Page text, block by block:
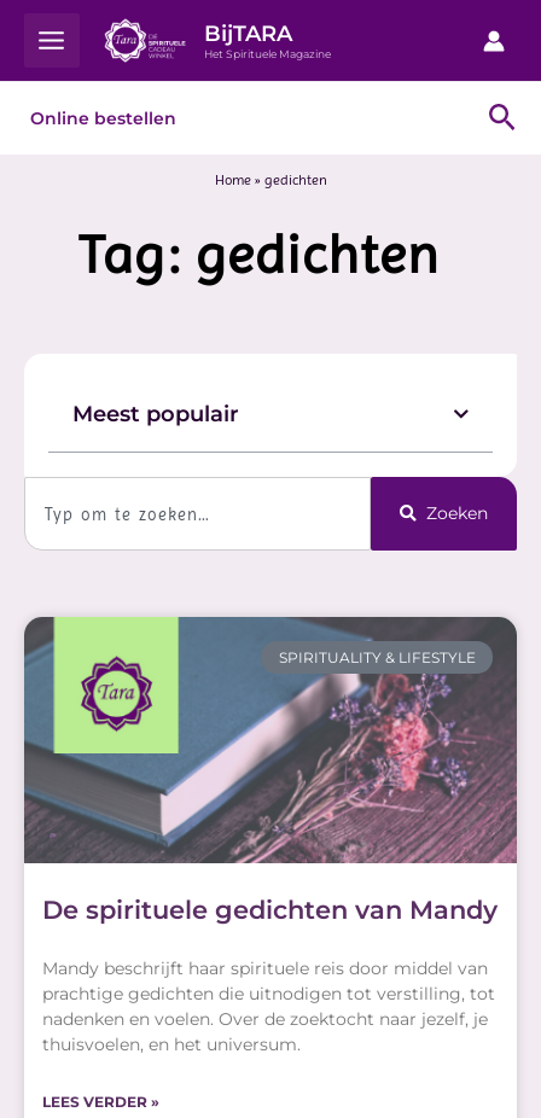
BijTARA
Het Spirituele Magazine
Online bestellen
Home» gedichten
Tag: gedichten
Meest populair
Zoeken
SPIRITUALITY & LIFESTYLE
De spirituele gedichten van Mandy
Mandy beschrijft haar spirituele reis door middel van
prachtige gedichten die uitnodigen tot verstilling, tot
nadenken en voelen. Over de zoektocht naar jezelf, je
thuisvoelen, en het universum.
LEES VERDER »